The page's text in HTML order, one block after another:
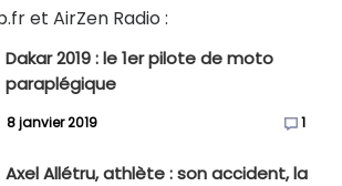
et AirZen Radio :
Dakar 2019 : le 1er pilote de moto
paraplégique
8 janvier 2019 1
Axel Allétru, athlète : son accident, la